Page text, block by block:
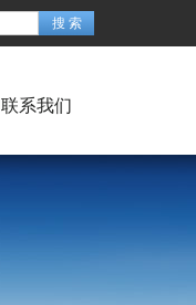
联系我们